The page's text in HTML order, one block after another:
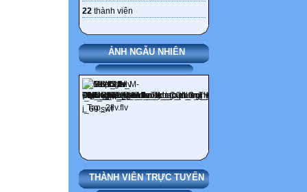
22 thành viên
ẢNH NGẪU NHIÊN
THÀNH VIÊN TRỰC TUYẾN